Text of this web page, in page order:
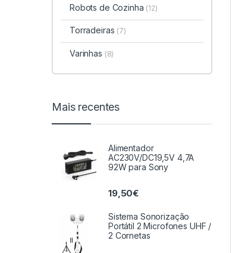
Robots de Cozinha (12)
Torradeiras (7)
Varinhas (8)
Mais recentes
Alimentador
AC230V/DC19,5V 4,7A
92W para Sony
19,50€
Sistema Sonorização
Portátil 2 Microfones UHF /
2 Cornetas